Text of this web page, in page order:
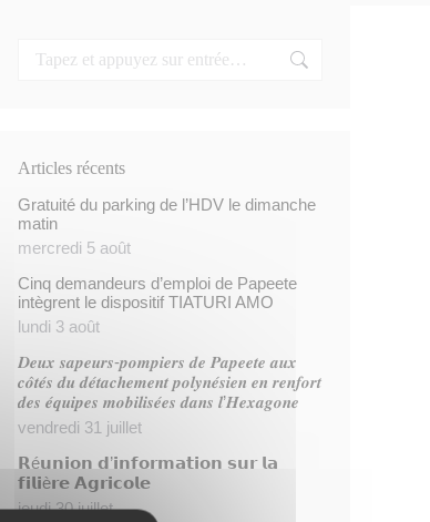
Articles récents
Gratuité du parking de l’HDV le dimanche
matin
mercredi 5 août
Cinq demandeurs d’emploi de Papeete
intègrent le dispositif TIATURI AMO
lundi 3 août
𝑫𝒆𝒖𝒙 𝒔𝒂𝒑𝒆𝒖𝒓𝒔-𝒑𝒐𝒎𝒑𝒊𝒆𝒓𝒔 𝒅𝒆 𝑷𝒂𝒑𝒆𝒆𝒕𝒆 𝒂𝒖𝒙
𝒄𝒐̂𝒕𝒆́𝒔 𝒅𝒖 𝒅𝒆́𝒕𝒂𝒄𝒉𝒆𝒎𝒆𝒏𝒕 𝒑𝒐𝒍𝒚𝒏𝒆́𝒔𝒊𝒆𝒏 𝒆𝒏 𝒓𝒆𝒏𝒇𝒐𝒓𝒕
𝒅𝒆𝒔 𝒆́𝒒𝒖𝒊𝒑𝒆𝒔 𝒎𝒐𝒃𝒊𝒍𝒊𝒔𝒆́𝒆𝒔 𝒅𝒂𝒏𝒔 𝒍’𝑯𝒆𝒙𝒂𝒈𝒐𝒏𝒆
vendredi 31 juillet
𝗥é𝘂𝗻𝗶𝗼𝗻 𝗱’𝗶𝗻𝗳𝗼𝗿𝗺𝗮𝘁𝗶𝗼𝗻 𝘀𝘂𝗿 𝗹𝗮
𝗳𝗶𝗹𝗶è𝗿𝗲 𝗔𝗴𝗿𝗶𝗰𝗼𝗹𝗲
jeudi 30 juillet